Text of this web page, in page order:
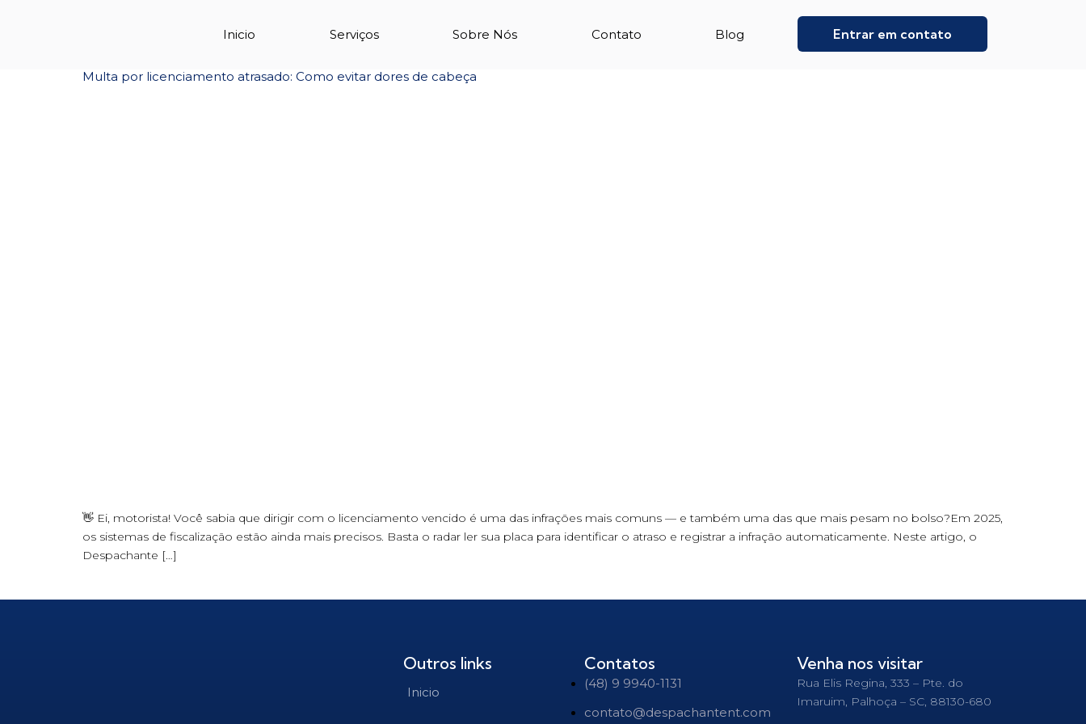
Inicio Serviços Sobre Nós Contato Blog Entrar em contato
recorrer multa de licenciamento
Multa por licenciamento atrasado: Como evitar dores de cabeça
👋 Ei, motorista! Você sabia que dirigir com o licenciamento vencido é uma das infrações mais comuns — e também uma das que mais pesam no bolso?Em 2025,
os sistemas de fiscalização estão ainda mais precisos. Basta o radar ler sua placa para identificar o atraso e registrar a infração automaticamente. Neste artigo, o
Despachante […]
Outros links
Inicio
Contatos
(48) 9 9940-1131
contato@despachantent.com
Venha nos visitar
Rua Elis Regina, 333 – Pte. do
Imaruim, Palhoça – SC, 88130-680